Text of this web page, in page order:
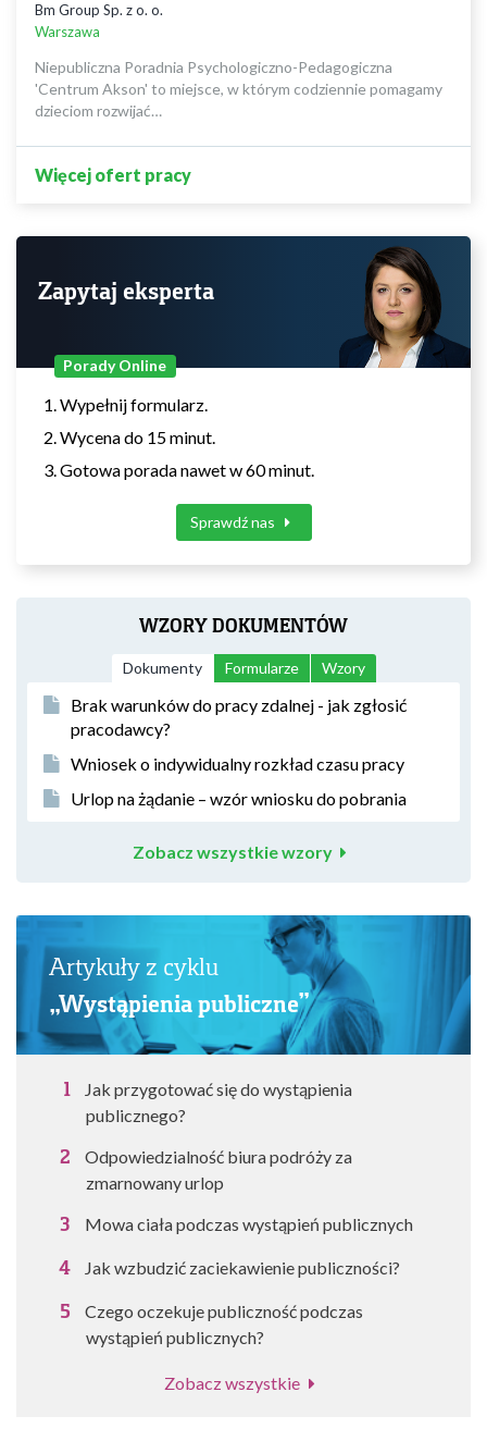
Bm Group Sp. z o. o.
Warszawa
Niepubliczna Poradnia Psychologiczno-Pedagogiczna
'Centrum Akson' to miejsce, w którym codziennie pomagamy
dzieciom rozwijać…
Więcej ofert pracy
Zapytaj eksperta
Porady Online
Wypełnij formularz.
Wycena do 15 minut.
Gotowa porada nawet w 60 minut.
Sprawdź nas
WZORY DOKUMENTÓW
Dokumenty Formularze Wzory
Brak warunków do pracy zdalnej - jak zgłosić
pracodawcy?
Wniosek o indywidualny rozkład czasu pracy
Urlop na żądanie – wzór wniosku do pobrania
Zobacz wszystkie wzory
Artykuły z cyklu
„Wystąpienia publiczne”
Jak przygotować się do wystąpienia
publicznego?
Odpowiedzialność biura podróży za
zmarnowany urlop
Mowa ciała podczas wystąpień publicznych
Jak wzbudzić zaciekawienie publiczności?
Czego oczekuje publiczność podczas
wystąpień publicznych?
Zobacz wszystkie